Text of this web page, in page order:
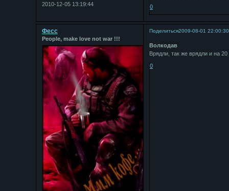
2010-12-05 13:19:44
0
Поделиться2009-08-01 22:00:30
Фесс
People, make love not war !!!
Bолкодав
Врядли, так же врядли и на 20
0